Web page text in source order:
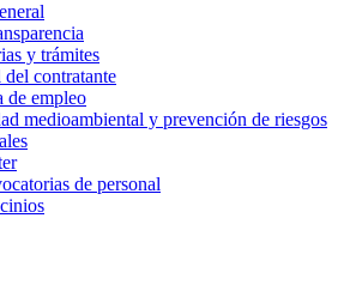
y trámites
contratante
de empleo
medioambiental y prevención de riesgos
de personal